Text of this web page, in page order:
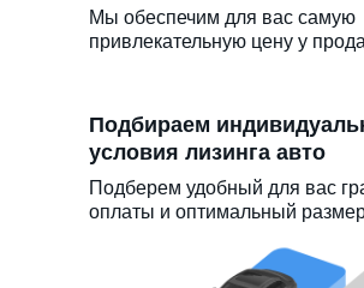
Подбираем
условия лизинга авто
Подберем удобный для вас
оплаты и оптимальный
Мы обеспечим для вас самую
привлекательную цену у